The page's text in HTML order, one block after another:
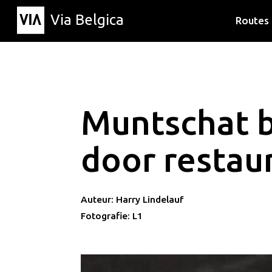
Via Belgica Routes
Muntschat
door
Auteur: Harry Lindelauf
Fotografie: L1